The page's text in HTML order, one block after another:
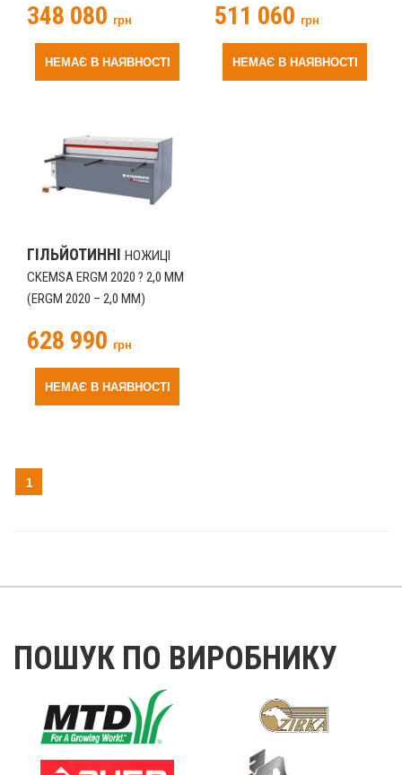
348 080 грн
НЕМАЄ В НАЯВНОСТІ
511 060 грн
НЕМАЄ В НАЯВНОСТІ
ГІЛЬЙОТИННІ НОЖИЦІ
CKEMSA ERGM 2020 ? 2,0 ММ
(ERGM 2020 – 2,0 ММ)
628 990 грн
НЕМАЄ В НАЯВНОСТІ
1
ПОШУК ПО ВИРОБНИКУ